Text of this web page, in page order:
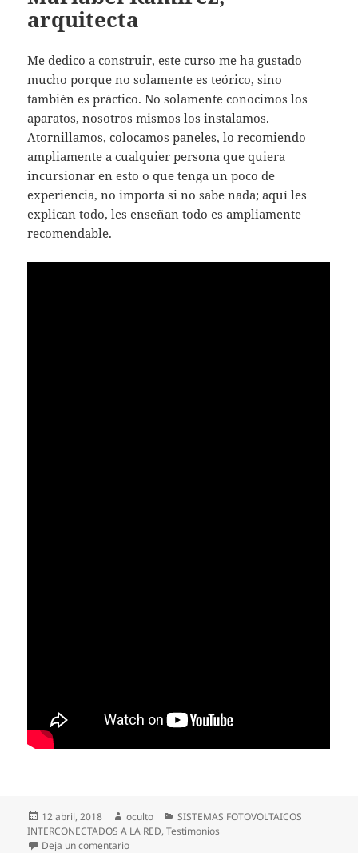
arquitecta
Me dedico a construir, este curso me ha gustado
mucho porque no solamente es teórico, sino
también es práctico. No solamente conocimos los
aparatos, nosotros mismos los instalamos.
Atornillamos, colocamos paneles, lo recomiendo
ampliamente a cualquier persona que quiera
incursionar en esto o que tenga un poco de
experiencia, no importa si no sabe nada; aquí les
explican todo, les enseñan todo es ampliamente
recomendable.
Publicado
el
12 abril, 2018 Autor
oculto Categorías
SISTEMAS FOTOVOLTAICOS
INTERCONECTADOS A LA RED,Testimonios
Deja un comentarioen Mariabel Ramírez, arquitecta